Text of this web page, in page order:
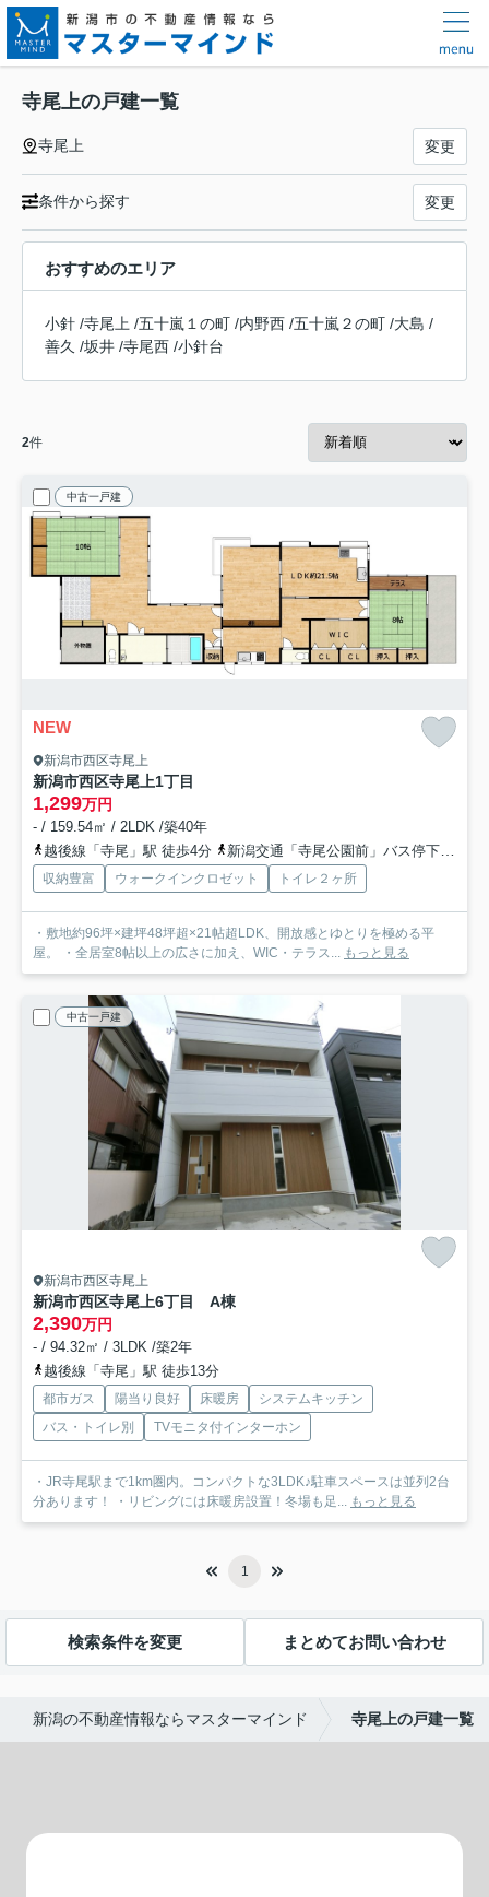
寺尾上の戸建一覧
寺尾上 変更
条件から探す 変更
おすすめのエリア
小針 /寺尾上 /五十嵐１の町 /内野西 /五十嵐２の町 /大島 /
善久 /坂井 /寺尾西 /小針台
2件
中古一戸建
NEW
新潟市西区寺尾上
新潟市西区寺尾上1丁目
1,299万円
- / 159.54㎡ / 2LDK /築40年
越後線「寺尾」駅 徒歩4分
新潟交通「寺尾公園前」バス停下車 徒歩3分
収納豊富 ウォークインクロゼット トイレ２ヶ所
・敷地約96坪×建坪48坪超×21帖超LDK、開放感とゆとりを極める平
屋。 ・全居室8帖以上の広さに加え、WIC・テラス...
もっと見る
中古一戸建
新潟市西区寺尾上
新潟市西区寺尾上6丁目 A棟
2,390万円
- / 94.32㎡ / 3LDK /築2年
越後線「寺尾」駅 徒歩13分
都市ガス 陽当り良好 床暖房
システムキッチン
バス・トイレ別
TVモニタ付インターホン
・JR寺尾駅まで1km圏内。コンパクトな3LDK♪駐車スペースは並列2台
分あります！ ・リビングには床暖房設置！冬場も足...
もっと見る
1
検索条件を変更 まとめてお問い合わせ
新潟の不動産情報ならマスターマインド 寺尾上の戸建一覧